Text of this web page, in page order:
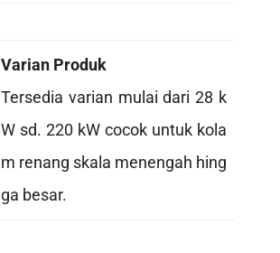
Varian Produk
Tersedia varian mulai dari 28 k
W sd. 220 kW cocok untuk kola
m renang skala menengah hing
ga besar.